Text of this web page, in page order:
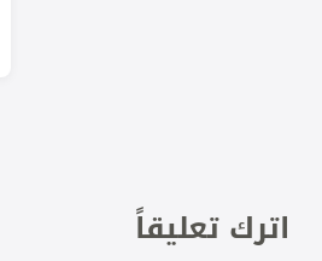
اترك تعليقاً